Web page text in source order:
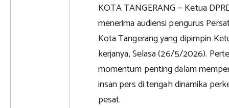
KOTA TANGERANG — Ketua
menerima audiensi pengurus
Kota Tangerang yang dipimpin
kerjanya, Selasa (26/5/2026).
momentum penting dalam
insan pers di tengah dinamika
pesat.